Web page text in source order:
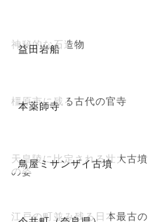
益田岩船
神秘的な石造物
本薬師寺
橿原市に残る古代の官寺
鳥屋ミサンザイ古墳
天皇陵に比定される壮大古墳
の姿
江戸の町並み残る日本最古の